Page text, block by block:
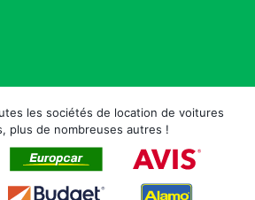
les sociétés de location de voitures
plus de nombreuses autres !